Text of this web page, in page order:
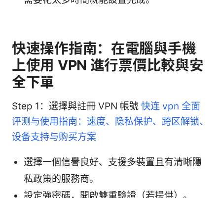
快速操作指南：在電腦與手機
上使用 VPN 進行票價比較與安
全下單
Step 1：選擇與註冊 VPN 帳號 快连 vpn 全面
评测与使用指南：速度、隐私保护、跨区解锁、
设备支持与购买方案
選擇一個信譽良好、支援多裝置且有清晰隱
私政策的服務商。
設定強密碼，開啟雙重驗證（若提供）。